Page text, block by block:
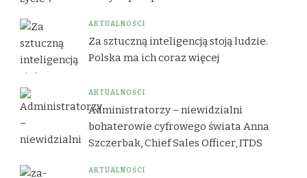
AKTUALNOŚCI
Za sztuczną inteligencją stoją ludzie.
Polska ma ich coraz więcej
AKTUALNOŚCI
Administratorzy – niewidzialni
bohaterowie cyfrowego świata Anna
Szczerbak, Chief Sales Officer, ITDS
AKTUALNOŚCI